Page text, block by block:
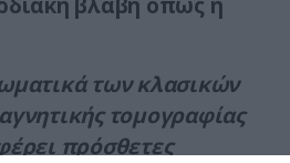
των κλασικών
τομογραφίας
πρόσθετες